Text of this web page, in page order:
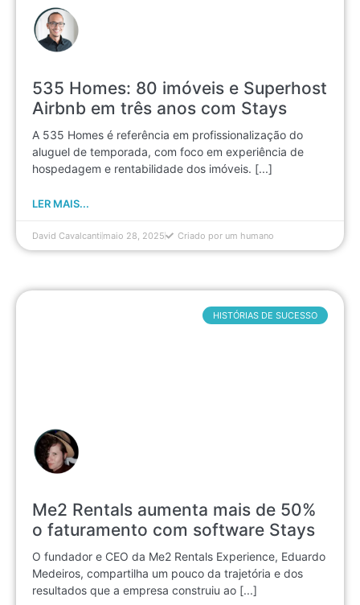
535 Homes: 80 imóveis e Superhost
Airbnb em três anos com Stays
A 535 Homes é referência em profissionalização do
aluguel de temporada, com foco em experiência de
hospedagem e rentabilidade dos imóveis. [...]
LER MAIS...
David Cavalcanti maio 28, 2025 Criado por um humano
Me2 Rentals aumenta mais de 50%
o faturamento com software Stays
O fundador e CEO da Me2 Rentals Experience, Eduardo
Medeiros, compartilha um pouco da trajetória e dos
resultados que a empresa construiu ao [...]
HISTÓRIAS DE SUCESSO